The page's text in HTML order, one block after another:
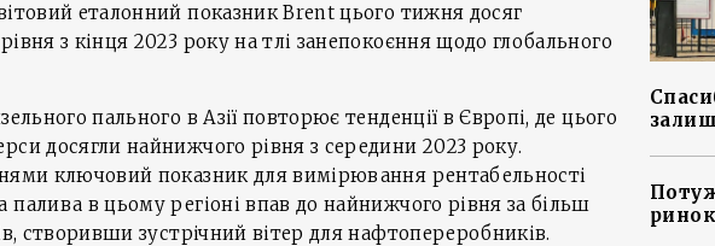
еталонний показник Brent цього тижня досяг
з кінця 2023 року на тлі занепокоєння щодо глобального
пального в Азії повторює тенденції в Європі, де цього
досягли найнижчого рівня з середини 2023 року.
ключовий показник для вимірювання рентабельності
палива в цьому регіоні впав до найнижчого рівня за більш
створивши зустрічний вітер для нафтопереробників.